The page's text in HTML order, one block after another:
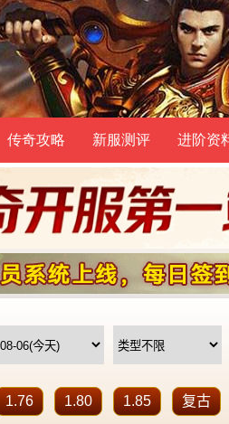
传奇攻略 新服测评 进阶资